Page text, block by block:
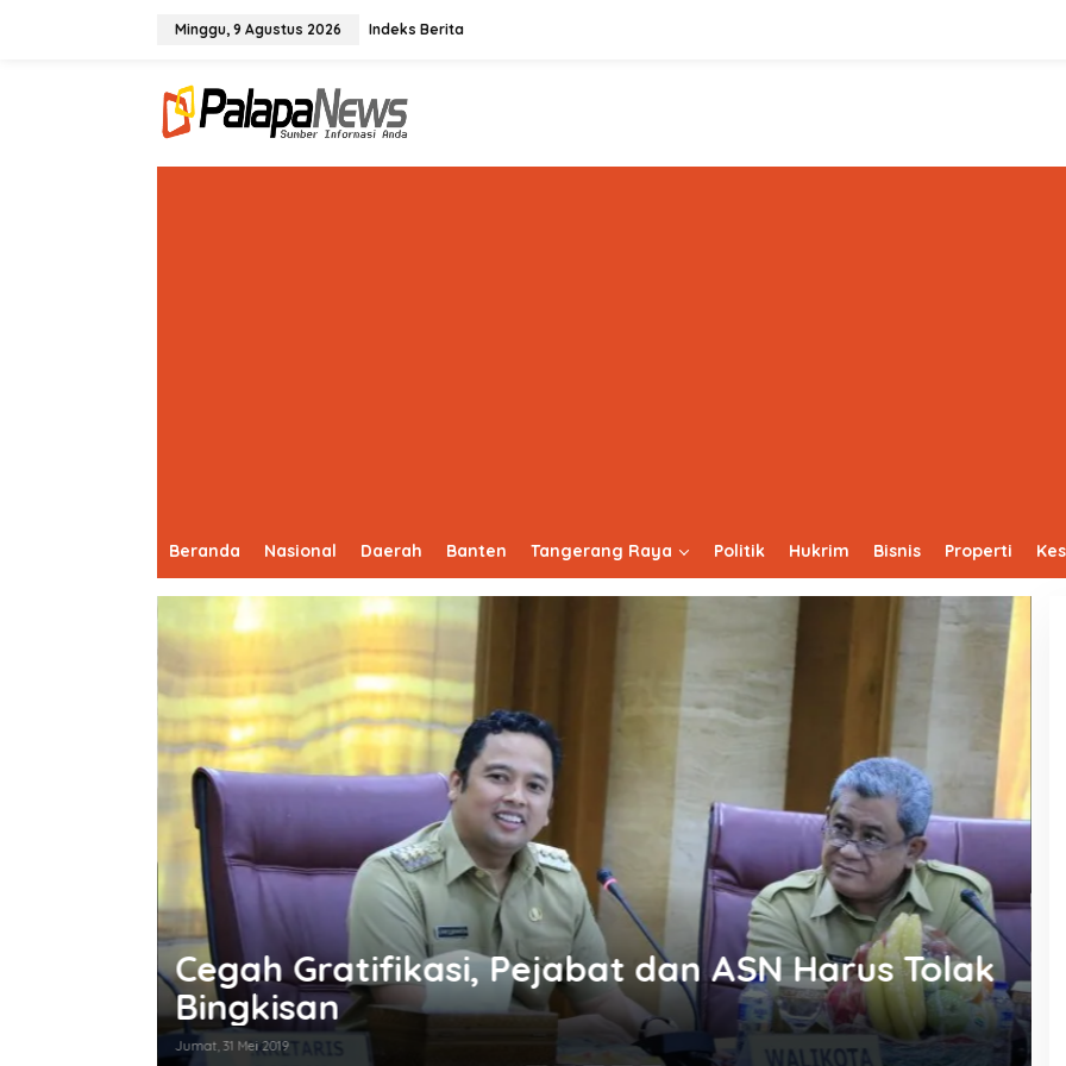
Minggu, 9 Agustus 2026 Indeks Berita
Beranda Nasional Daerah Banten Tangerang Raya Politik Hukrim Bisnis Properti
ASN Terima Gratifikasi Hari Raya Keagamaan
Terancam Sanksi Pidana
Kamis, 23 Mei 2019